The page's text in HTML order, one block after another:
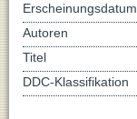
Erscheinungsdatum
Autoren
Titel
DDC-Klassifikation